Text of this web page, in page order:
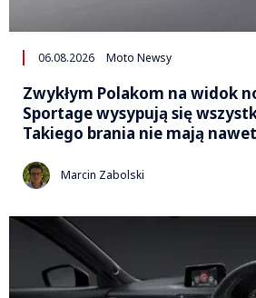
06.08.2026 Moto Newsy
Zwykłym Polakom na widok
Sportage wysypują się
Takiego brania nie mają
Marcin Zabolski